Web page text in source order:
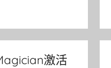
激活